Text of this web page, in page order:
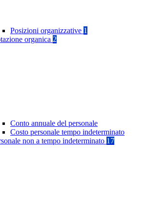
Posizioni organizzative 1
organica 2
Conto annuale del personale
Costo personale tempo indeterminato
non a tempo indeterminato 17